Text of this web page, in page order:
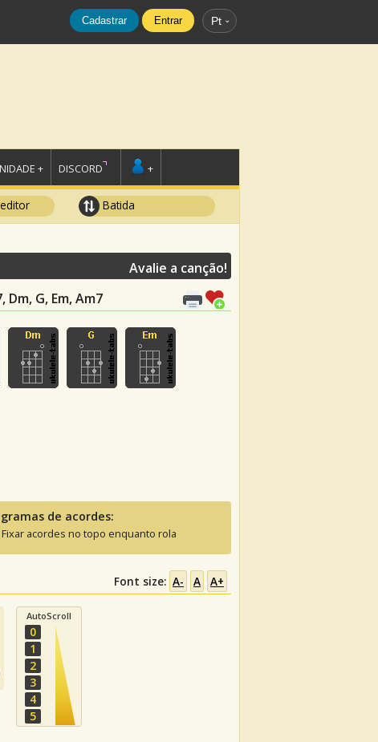
Cadastrar Entrar Pt
+ DISCORD +
Batida
Dm, G, Em, Am7
Avalie a canção!
de acordes:
Fixar acordes no topo enquanto rola
Font size: A- A A+
AutoScroll
0
1
2
3
4
5